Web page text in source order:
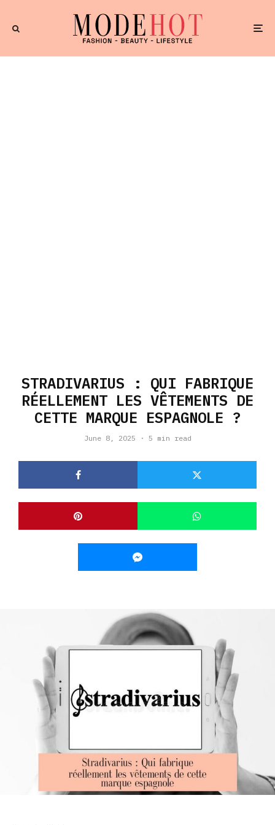
STRADIVARIUS : QUI FABRIQUE
RÉELLEMENT LES VÊTEMENTS DE
CETTE MARQUE ESPAGNOLE ?
June 8, 2025 · 5 min read